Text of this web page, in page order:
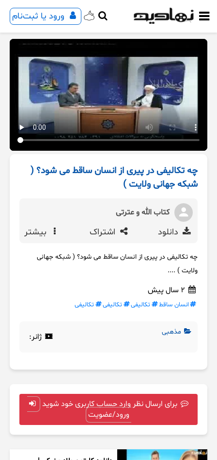
ورود یا ثبت‌نام
چه تکالیفی در پیری از انسان ساقط می شود؟ (
شبکه جهانی ولایت )
کتاب الله و عترتی
دانلود اشتراک بیشتر
چه تکالیفی در پیری از انسان ساقط می شود؟ ( شبکه جهانی
ولایت ) ....
انسان ساقط تکالیفی تکالیفی تکالیفی
مذهبی ژانر:
برای ارسال نظر وارد حساب کاربری خود شوید
ورود/عضویت